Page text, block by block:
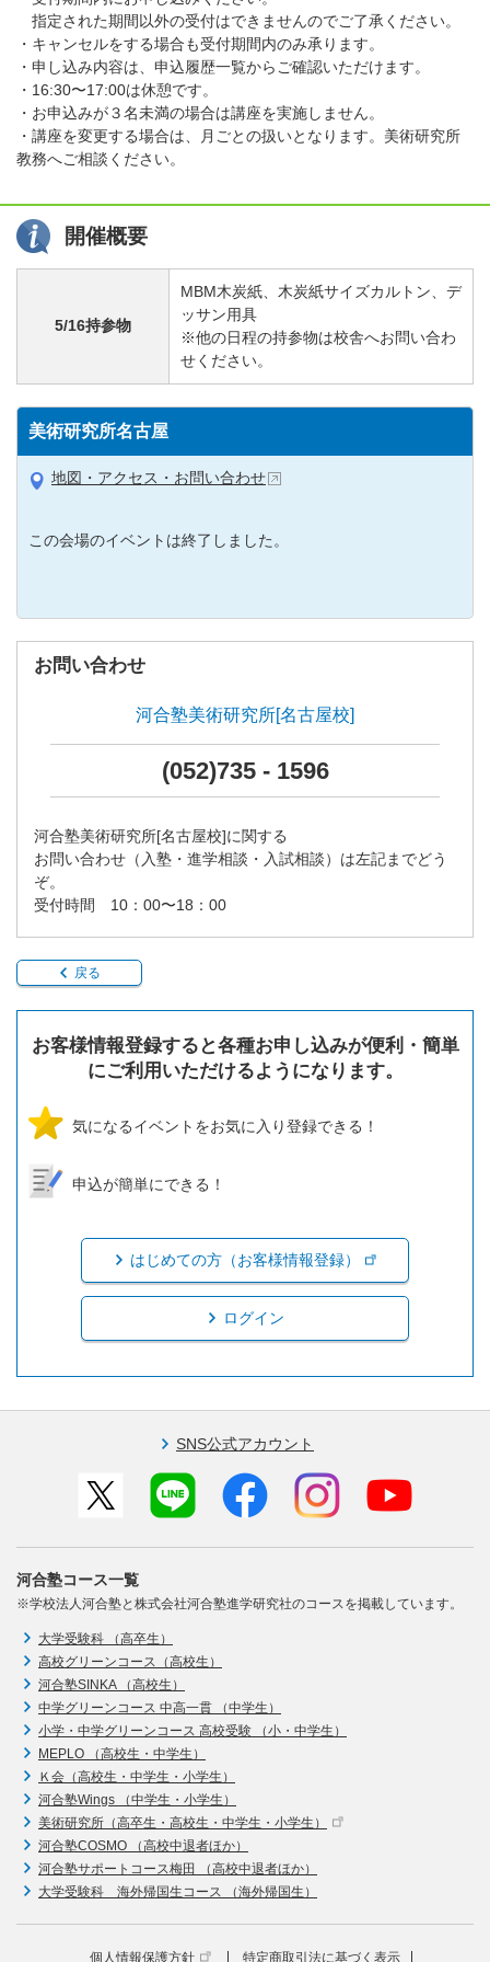
指定された期間以外の受付はできませんのでご了承ください。
・キャンセルをする場合も受付期間内のみ承ります。
・申し込み内容は、申込履歴一覧からご確認いただけます。
・16:30〜17:00は休憩です。
・お申込みが３名未満の場合は講座を実施しません。
・講座を変更する場合は、月ごとの扱いとなります。美術研究所
教務へご相談ください。
開催概要
5/16持参物
MBM木炭紙、木炭紙サイズカルトン、デ
ッサン用具
※他の日程の持参物は校舎へお問い合わ
せください。
美術研究所名古屋
地図・アクセス・お問い合わせ
この会場のイベントは終了しました。
お問い合わせ
河合塾美術研究所[名古屋校]
(052)735 - 1596
河合塾美術研究所[名古屋校]に関する
お問い合わせ（入塾・進学相談・入試相談）は左記までどう
ぞ。
受付時間 10：00〜18：00
戻る
お客様情報登録すると各種お申し込みが便利・簡単
にご利用いただけるようになります。
気になるイベントをお気に入り登録できる！
申込が簡単にできる！
はじめての方（お客様情報登録）
ログイン
SNS公式アカウント
河合塾コース一覧
※学校法人河合塾と株式会社河合塾進学研究社のコースを掲載しています。
大学受験科 （高卒生）
高校グリーンコース（高校生）
河合塾SINKA （高校生）
中学グリーンコース 中高一貫 （中学生）
小学・中学グリーンコース 高校受験 （小・中学生）
MEPLO （高校生・中学生）
Ｋ会（高校生・中学生・小学生）
河合塾Wings （中学生・小学生）
美術研究所（高卒生・高校生・中学生・小学生）
河合塾COSMO （高校中退者ほか）
河合塾サポートコース梅田 （高校中退者ほか）
大学受験科 海外帰国生コース （海外帰国生）
個人情報保護方針 特定商取引法に基づく表示